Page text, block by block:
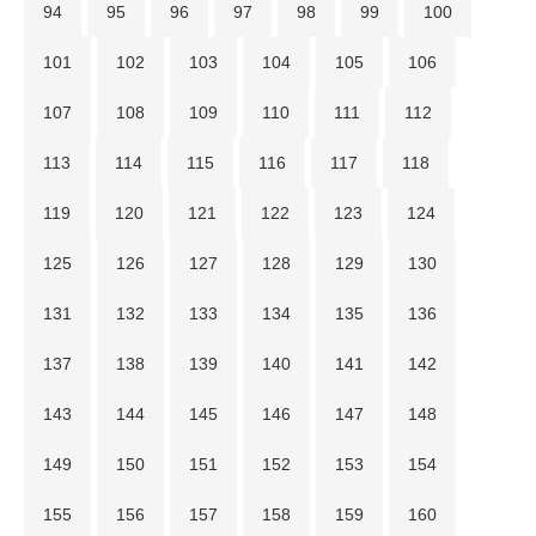
94 95 96 97 98 99 100
101 102 103 104 105 106
107 108 109 110 111 112
113 114 115 116 117 118
119 120 121 122 123 124
125 126 127 128 129 130
131 132 133 134 135 136
137 138 139 140 141 142
143 144 145 146 147 148
149 150 151 152 153 154
155 156 157 158 159 160